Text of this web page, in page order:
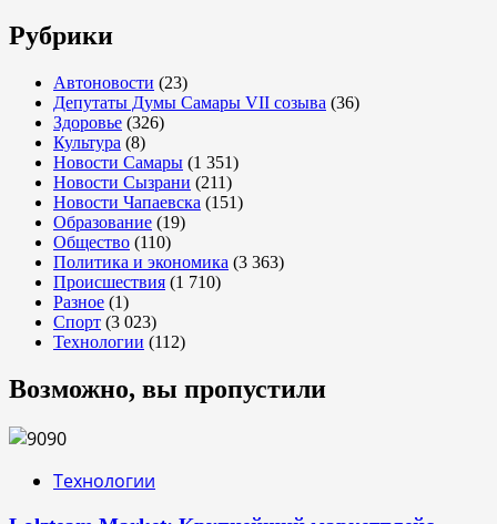
Рубрики
Автоновости (23)
Депутаты Думы Самары VII созыва (36)
Здоровье (326)
Культура (8)
Новости Самары (1 351)
Новости Сызрани (211)
Новости Чапаевска (151)
Образование (19)
Общество (110)
Политика и экономика (3 363)
Происшествия (1 710)
Разное (1)
Спорт (3 023)
Технологии (112)
Возможно, вы пропустили
Технологии